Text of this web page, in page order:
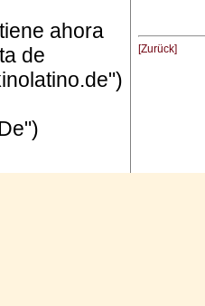
ahora
de
[Zurück]